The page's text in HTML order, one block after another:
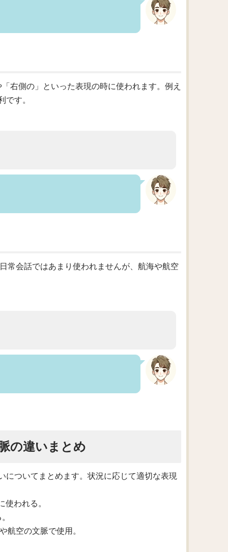
右側の」といった表現の時に使われます。例え
です。
常会話ではあまり使われませんが、航海や航空
の違いまとめ
についてまとめます。状況に応じて適切な表現
われる。
航空の文脈で使用。